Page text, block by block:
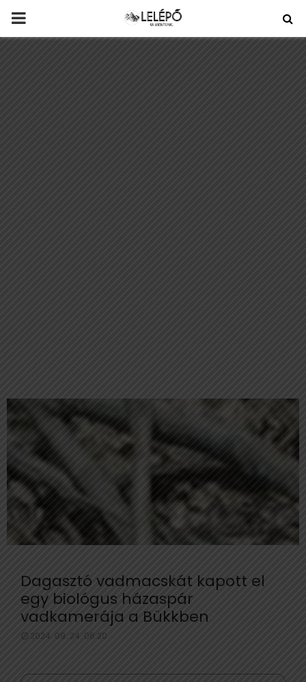
PRIMARY
Dagasztó vadmacskát kapott el
egy biológus házaspár
vadkamerája a Bükkben
2024. 09. 24. 06:20